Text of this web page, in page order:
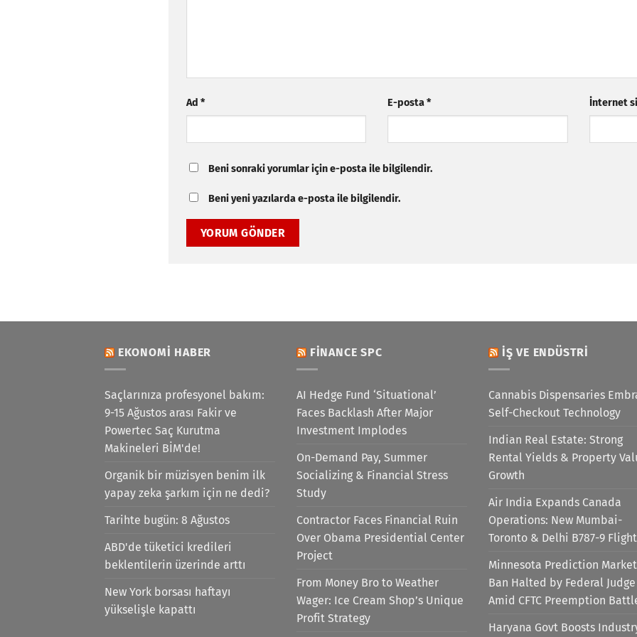
Ad * E-posta* İnternet
Beni sonraki yorumlar için e-posta ile bilgilendir.
Beni yeni yazılarda e-posta ile bilgilendir.
EKONOMI HABER
Saçlarınıza profesyonel bakım:
9-15 Ağustos arası Fakir ve
Powertec Saç Kurutma
Makineleri BİM'de!
Organik bir müzisyen benim ilk
yapay zeka şarkım için ne dedi?
Tarihte bugün: 8 Ağustos
ABD'de tüketici kredileri
beklentilerin üzerinde arttı
New York borsası haftayı
yükselişle kapattı
FINANCE SPC
AI Hedge Fund ‘Situational’
Faces Backlash After Major
Investment Implodes
On-Demand Pay, Summer
Socializing & Financial Stress
Study
Contractor Faces Financial Ruin
Over Obama Presidential Center
Project
From Money Bro to Weather
Wager: Ice Cream Shop’s Unique
Profit Strategy
İŞ VE ENDÜSTRI
Cannabis Dispensaries
Self-Checkout Technology
Indian Real Estate: Strong
Rental Yields & Property
Growth
Air India Expands Canada
Operations: New Mumbai-
Toronto & Delhi B787-9
Minnesota Prediction Market
Ban Halted by Federal Judge
Amid CFTC Preemption
Haryana Govt Boosts